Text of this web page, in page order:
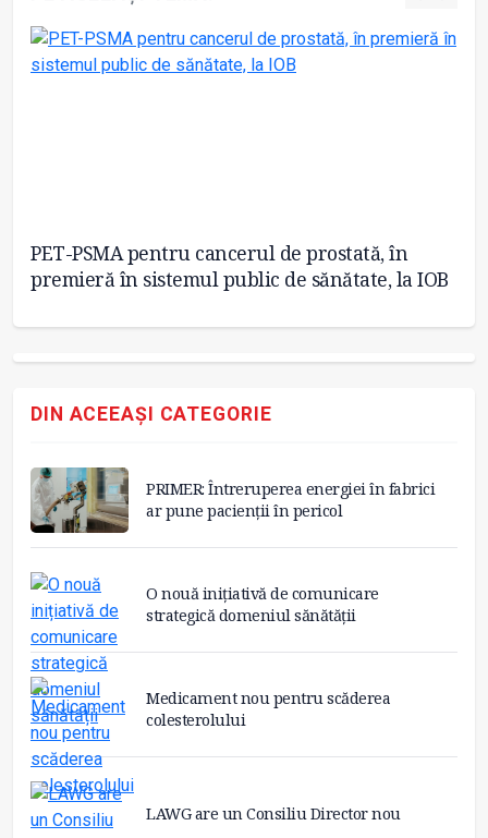
PET-PSMA pentru cancerul de prostată, în
premieră în sistemul public de sănătate, la IOB
DIN ACEEAȘI CATEGORIE
PRIMER: Întreruperea energiei în fabrici
ar pune pacienții în pericol
O nouă inițiativă de comunicare
strategică domeniul sănătății
Medicament nou pentru scăderea
colesterolului
LAWG are un Consiliu Director nou